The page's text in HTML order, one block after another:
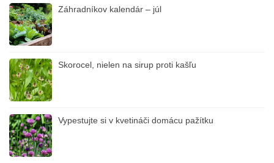
Záhradníkov kalendár – júl
Skorocel, nielen na sirup proti kašľu
Vypestujte si v kvetináči domácu pažítku